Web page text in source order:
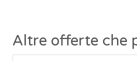
Altre offerte che